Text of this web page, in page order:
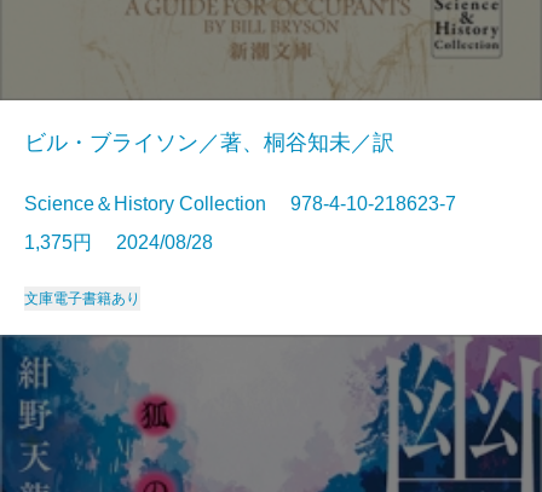
ビル・ブライソン／著、桐谷知未／訳
Science＆History Collection 978-4-10-218623-7
1,375円 2024/08/28
文庫電子書籍あり